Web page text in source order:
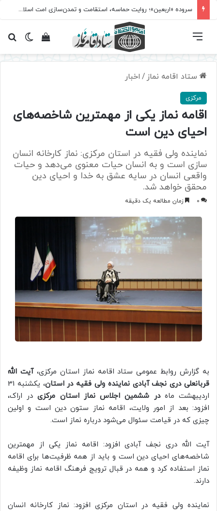
سروده‌ «اربعین»؛ روایت حماسه، استقامت و تمدن‌سازی امت اسلامی
تغییرمشاهده فهرست
ستاد اقامه نماز / اخبار
مرکزی
اقامه نماز یکی از مهمترین شاخصه‌های
احیای دین است
نماینده ولی فقیه در استان مرکزی: نماز کارخانه انسان
سازی است و به انسان حیات معنوی می‌دهد و حیات
واقعی انسان در سایه عشق به خدا و احیای دین
محقق خواهد شد.
0 زمان مطالعه یک دقیقه
به گزارش روابط عمومی ستاد اقامه نماز استان مرکزی،آیت الله
قربانعلی دری نجف آبادی نماینده ولی فقیه در استان
، یکشنبه 31
اردیبهشت ماهدر ششمین اجلاس نماز استان مرکزیدر اراک،
افزود: بعد از امور ولایت، اقامه نماز ستون دین است و اولین
چیزی که در قیامت سئوال می‌شود درباره نماز است.
آیت الله دری نجف آبادی افزود: اقامه نماز یکی از مهمترین
شاخصه‌های احیای دین است و باید از همه ظرفیت‌ها برای اقامه
نماز استفاده کرد و همه در قبال ترویج فرهنگ اقامه نماز وظیفه
دارند.
نماینده ولی فقیه در استان مرکزی افزود: نماز کارخانه انسان